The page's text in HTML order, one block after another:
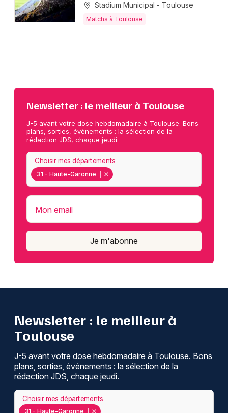
Stadium Municipal - Toulouse
Matchs à Toulouse
Newsletter : le meilleur à Toulouse
J-5 avant votre dose hebdomadaire à Toulouse. Bons
plans, sorties, événements : la sélection de la
rédaction JDS, chaque jeudi.
31 - Haute-Garonne
Choisir mes départements
Mon email
Je m'abonne
Newsletter : le meilleur à
Toulouse
J-5 avant votre dose hebdomadaire à Toulouse. Bons
plans, sorties, événements : la sélection de la
rédaction JDS, chaque jeudi.
31 - Haute-Garonne
Choisir mes départements